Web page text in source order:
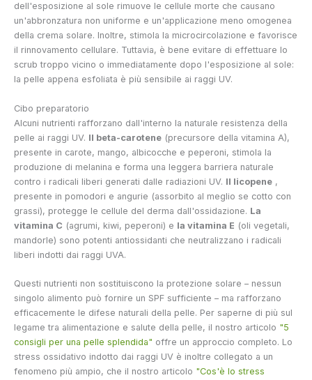
dell'esposizione al sole rimuove le cellule morte che causano
un'abbronzatura non uniforme e un'applicazione meno omogenea
della crema solare. Inoltre, stimola la microcircolazione e favorisce
il rinnovamento cellulare. Tuttavia, è bene evitare di effettuare lo
scrub troppo vicino o immediatamente dopo l'esposizione al sole:
la pelle appena esfoliata è più sensibile ai raggi UV.
Cibo preparatorio
Alcuni nutrienti rafforzano dall'interno la naturale resistenza della
pelle ai raggi UV. Il beta-carotene (precursore della vitamina A),
presente in carote, mango, albicocche e peperoni, stimola la
produzione di melanina e forma una leggera barriera naturale
contro i radicali liberi generati dalle radiazioni UV. Il licopene ,
presente in pomodori e angurie (assorbito al meglio se cotto con
grassi), protegge le cellule del derma dall'ossidazione. La
vitamina C (agrumi, kiwi, peperoni) e la vitamina E (oli vegetali,
mandorle) sono potenti antiossidanti che neutralizzano i radicali
liberi indotti dai raggi UVA.
Questi nutrienti non sostituiscono la protezione solare – nessun
singolo alimento può fornire un SPF sufficiente – ma rafforzano
efficacemente le difese naturali della pelle. Per saperne di più sul
legame tra alimentazione e salute della pelle, il nostro articolo "5
consigli per una pelle splendida" offre un approccio completo. Lo
stress ossidativo indotto dai raggi UV è inoltre collegato a un
fenomeno più ampio, che il nostro articolo "Cos'è lo stress